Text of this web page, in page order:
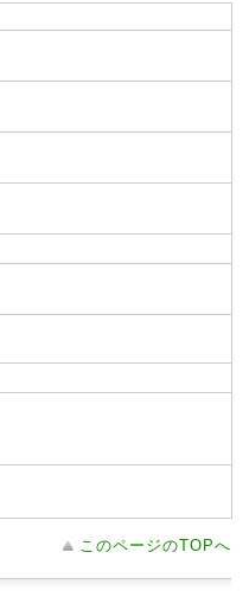
このページのTOPへ